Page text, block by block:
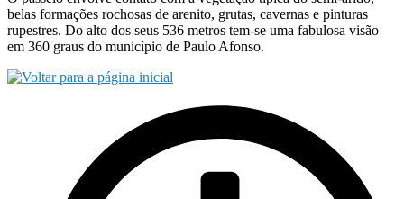
belas formações rochosas de arenito, grutas, cavernas e pinturas
rupestres. Do alto dos seus 536 metros tem-se uma fabulosa visão
em 360 graus do município de Paulo Afonso.